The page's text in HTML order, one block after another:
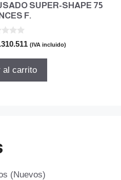
SUPER-SHAPE 75
F.
El
actual
(IVA incluido)
al carrito
(Nuevos)